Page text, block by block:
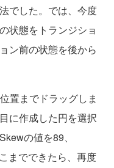
でした。では、今度
状態をトランジショ
ン前の状態を後から
置までドラッグしま
に作成した円を選択
の値を89、
までできたら、再度